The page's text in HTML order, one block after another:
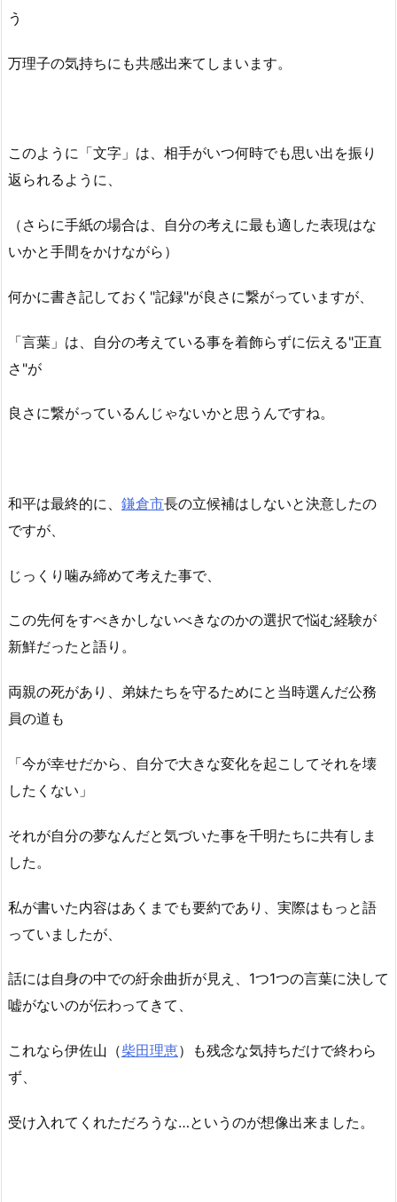
う
万理子の気持ちにも共感出来てしまいます。
このように「文字」は、相手がいつ何時でも思い出を振り
返られるように、
（さらに手紙の場合は、自分の考えに最も適した表現はな
いかと手間をかけながら）
何かに書き記しておく"記録"が良さに繋がっていますが、
「言葉」は、自分の考えている事を着飾らずに伝える"正直
さ"が
良さに繋がっているんじゃないかと思うんですね。
和平は最終的に、 鎌倉市長の立候補はしないと決意したの
ですが、
じっくり噛み締めて考えた事で、
この先何をすべきかしないべきなのかの選択で悩む経験が
新鮮だったと語り。
両親の死があり、弟妹たちを守るためにと当時選んだ公務
員の道も
「今が幸せだから、自分で大きな変化を起こしてそれを壊
したくない」
それが自分の夢なんだと気づいた事を千明たちに共有しま
した。
私が書いた内容はあくまでも要約であり、実際はもっと語
っていましたが、
話には自身の中での紆余曲折が見え、1つ1つの言葉に決して
嘘がないのが伝わってきて、
これなら伊佐山（柴田理恵）も残念な気持ちだけで終わら
ず、
受け入れてくれただろうな…というのが想像出来ました。